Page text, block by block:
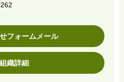
フォームメール
組織詳細